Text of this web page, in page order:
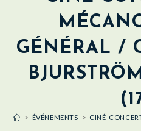
GÉNÉRAL /
> ÉVÉNEMENTS > CINÉ-